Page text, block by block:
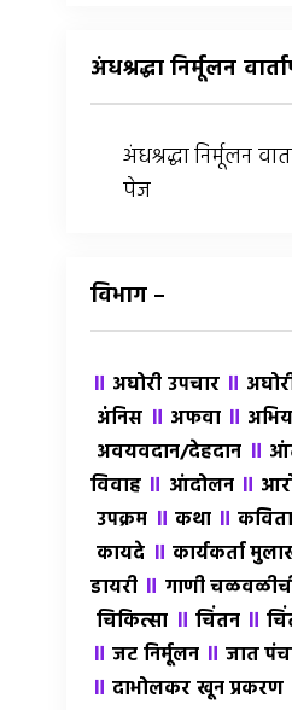
अंधश्रद्धा निर्मूलन
अंधश्रद्धा निर्मूलन
पेज
विभाग –
॥ अघोरी उपचार ॥
अंंनिस ॥ अफवा ॥
अवयवदान/देहदान ॥
विवाह ॥ आंदोलन ॥
उपक्रम ॥ कथा ॥कविता
कायदे ॥ कार्यकर्ता
डायरी ॥ गाणी
चिकित्सा ॥ चिंतन ॥
॥जट निर्मूलन ॥जात
॥दाभोलकर खून प्रकरण